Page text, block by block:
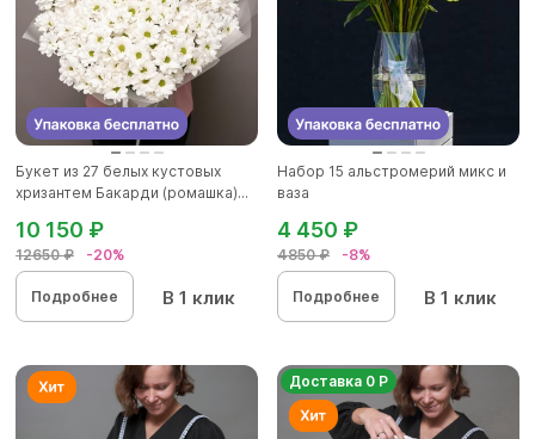
Букет из 27 белых кустовых
хризантем Бакарди (ромашка)...
12650 ₽ -20%
10 150 ₽
Подробнее В 1 клик
Набор 15 альстромерий микс и
ваза
4850 ₽ -8%
4 450 ₽
Подробнее В 1 клик
Доставка 0 Р